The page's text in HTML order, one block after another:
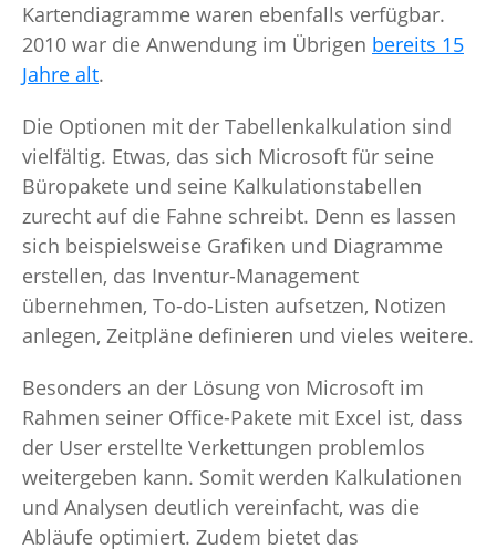
Kartendiagramme waren ebenfalls verfügbar.
2010 war die Anwendung im Übrigen bereits 15
Jahre alt.
Die Optionen mit der Tabellenkalkulation sind
vielfältig. Etwas, das sich Microsoft für seine
Büropakete und seine Kalkulationstabellen
zurecht auf die Fahne schreibt. Denn es lassen
sich beispielsweise Grafiken und Diagramme
erstellen, das Inventur-Management
übernehmen, To-do-Listen aufsetzen, Notizen
anlegen, Zeitpläne definieren und vieles weitere.
Besonders an der Lösung von Microsoft im
Rahmen seiner Office-Pakete mit Excel ist, dass
der User erstellte Verkettungen problemlos
weitergeben kann. Somit werden Kalkulationen
und Analysen deutlich vereinfacht, was die
Abläufe optimiert. Zudem bietet das